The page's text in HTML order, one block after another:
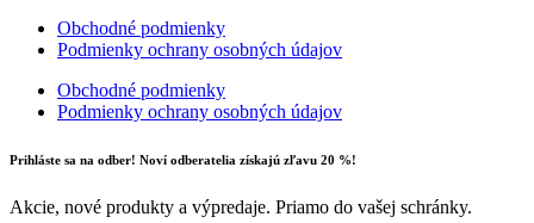
Obchodné podmienky
Podmienky ochrany osobných údajov
Obchodné podmienky
Podmienky ochrany osobných údajov
Prihláste sa na odber! Noví odberatelia získajú zľavu 20 %!
Akcie, nové produkty a výpredaje. Priamo do vašej schránky.